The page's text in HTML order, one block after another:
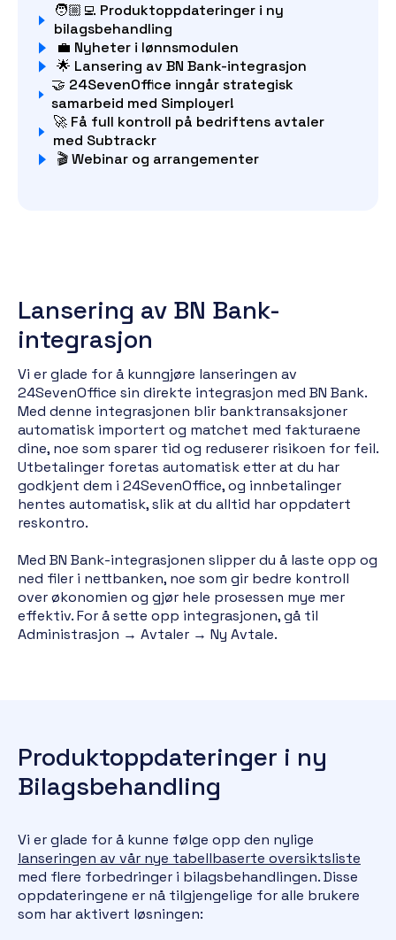
🧑🏼‍💻 Produktoppdateringer i ny
bilagsbehandling
💼 Nyheter i lønnsmodulen
🌟 Lansering av BN Bank-integrasjon
🤝 24SevenOffice inngår strategisk
samarbeid med Simployer!
🚀 Få full kontroll på bedriftens avtaler
med Subtrackr
🎬 Webinar og arrangementer
Lansering av BN Bank-
integrasjon
Vi er glade for å kunngjøre lanseringen av
24SevenOffice sin direkte integrasjon med BN Bank.
Med denne integrasjonen blir banktransaksjoner
automatisk importert og matchet med fakturaene
dine, noe som sparer tid og reduserer risikoen for feil.
Utbetalinger foretas automatisk etter at du har
godkjent dem i 24SevenOffice, og innbetalinger
hentes automatisk, slik at du alltid har oppdatert
reskontro.
Med BN Bank-integrasjonen slipper du å laste opp og
ned filer i nettbanken, noe som gir bedre kontroll
over økonomien og gjør hele prosessen mye mer
effektiv. For å sette opp integrasjonen, gå til
Administrasjon → Avtaler → Ny Avtale.
Produktoppdateringer i ny
Bilagsbehandling
Vi er glade for å kunne følge opp den nylige
lanseringen av vår nye tabellbaserte oversiktsliste
med flere forbedringer i bilagsbehandlingen. Disse
oppdateringene er nå tilgjengelige for alle brukere
som har aktivert løsningen: